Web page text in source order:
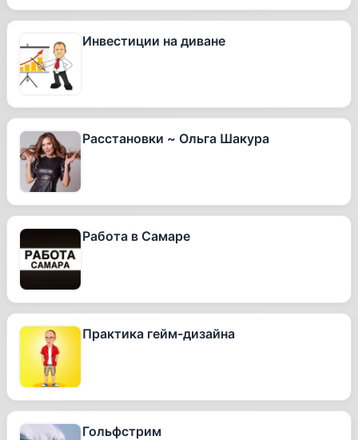
Инвестиции на диване
Расстановки ~ Ольга Шакура
Работа в Самаре
Практика гейм-дизайна
Гольфстрим